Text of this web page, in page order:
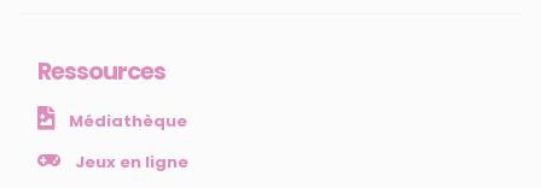
Ressources
Médiathèque
Jeux en ligne
NOS SERVICES
Presse
Collectivités